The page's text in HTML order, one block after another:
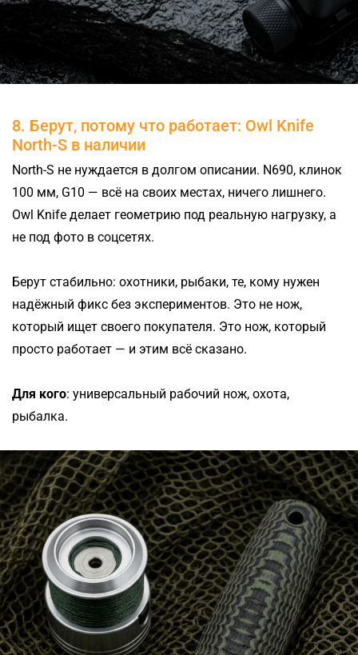
8. Берут, потому что работает: Owl Knife
North-S в наличии
North-S не нуждается в долгом описании. N690, клинок
100 мм, G10 — всё на своих местах, ничего лишнего.
Owl Knife делает геометрию под реальную нагрузку, а
не под фото в соцсетях.
Берут стабильно: охотники, рыбаки, те, кому нужен
надёжный фикс без экспериментов. Это не нож,
который ищет своего покупателя. Это нож, который
просто работает — и этим всё сказано.
Для кого: универсальный рабочий нож, охота,
рыбалка.